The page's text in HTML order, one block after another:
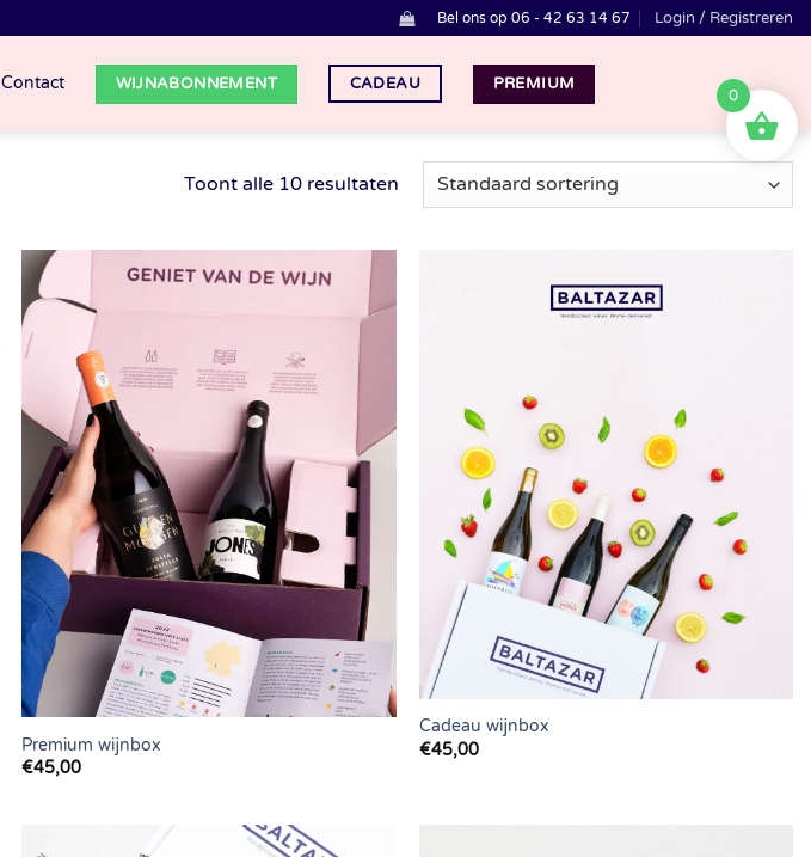
Bel ons op 06 - 42 63 14 67 Login / Registreren
Contact WIJNABONNEMENT CADEAU PREMIUM
Toont alle 10 resultaten
Premium wijnbox
€45,00
Cadeau wijnbox
€45,00
0